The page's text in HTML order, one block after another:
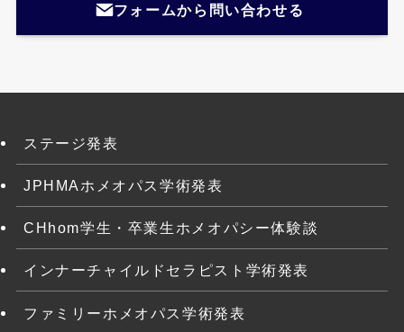
フォームから問い合わせる
ステージ発表
JPHMAホメオパス学術発表
CHhom学生・卒業生ホメオパシー体験談
インナーチャイルドセラピスト学術発表
ファミリーホメオパス学術発表